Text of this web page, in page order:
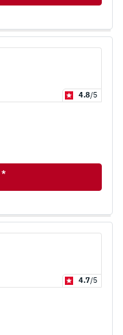
4.8/5
*
4.7/5